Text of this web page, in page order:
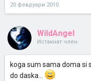
20 февруари 2010
WildAngel
Истакнат член
koga sum sama doma si
do daska...